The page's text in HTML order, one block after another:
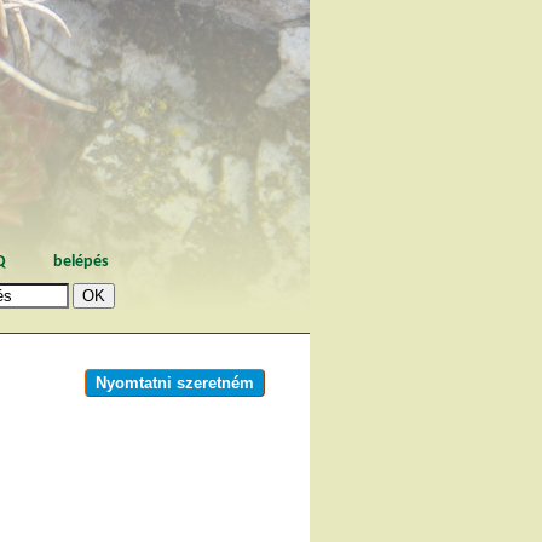
belépés
Nyomtatni szeretném